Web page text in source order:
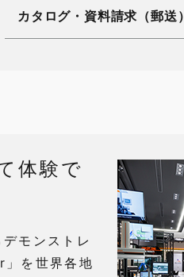
カタログ・資料請求（郵送）
体験で
モンストレ
を世界各地